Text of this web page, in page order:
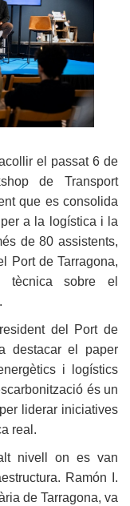
el passat 6 de
de Transport
que es consolida
a la logística i la
de 80 assistents,
Port de Tarragona,
sobre el
del Port de
destacar el paper
i logístics
és un
liderar iniciatives
real.
nivell on es van
Ramón I.
de Tarragona, va